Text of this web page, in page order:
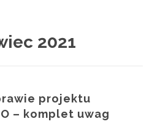
2021
projektu
– komplet uwag